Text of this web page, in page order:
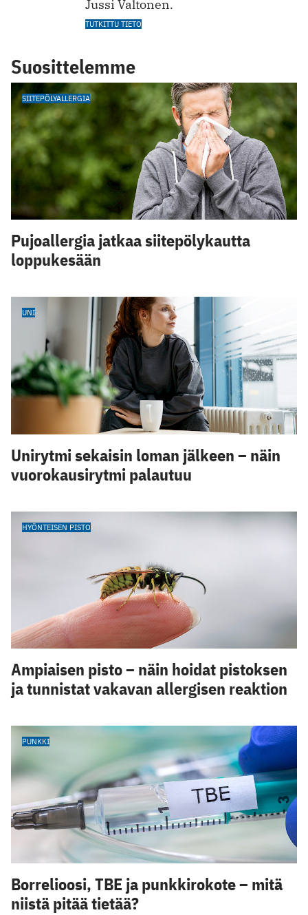
Jussi Valtonen.
TUTKITTU TIETO
Suosittelemme
SIITEPÖLYALLERGIA
Pujoallergia jatkaa siitepölykautta
loppukesään
UNI
Unirytmi sekaisin loman jälkeen – näin
vuorokausirytmi palautuu
HYÖNTEISEN PISTO
Ampiaisen pisto – näin hoidat pistoksen
ja tunnistat vakavan allergisen reaktion
PUNKKI
Borrelioosi, TBE ja punkkirokote – mitä
niistä pitää tietää?